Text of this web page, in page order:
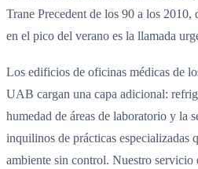
Trane Precedent de los 90 a los
en el pico del verano es la llamada
Los edificios de oficinas médicas de
UAB cargan una capa adicional:
humedad de áreas de laboratorio y la
inquilinos de prácticas especializadas
ambiente sin control. Nuestro